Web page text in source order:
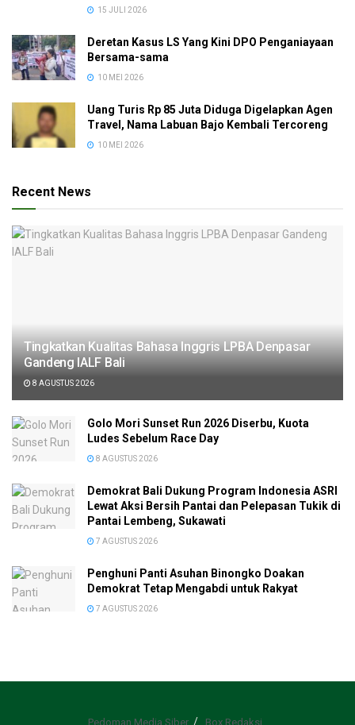
15 JULI 2026
Deretan Kasus LS Yang Kini DPO Penganiayaan
Bersama-sama
10 MEI 2026
Uang Turis Rp 85 Juta Diduga Digelapkan Agen
Travel, Nama Labuan Bajo Kembali Tercoreng
10 MEI 2026
Recent News
Tingkatkan Kualitas Bahasa Inggris LPBA Denpasar
Gandeng IALF Bali
8 AGUSTUS 2026
Golo Mori Sunset Run 2026 Diserbu, Kuota
Ludes Sebelum Race Day
8 AGUSTUS 2026
Demokrat Bali Dukung Program Indonesia ASRI
Lewat Aksi Bersih Pantai dan Pelepasan Tukik di
Pantai Lembeng, Sukawati
7 AGUSTUS 2026
Penghuni Panti Asuhan Binongko Doakan
Demokrat Tetap Mengabdi untuk Rakyat
7 AGUSTUS 2026
Pedoman Media Siber Box Redaksi